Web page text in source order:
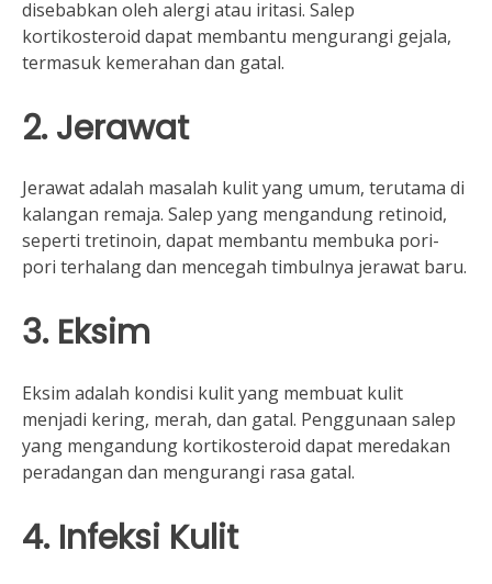
disebabkan oleh alergi atau iritasi. Salep
kortikosteroid dapat membantu mengurangi gejala,
termasuk kemerahan dan gatal.
2. Jerawat
Jerawat adalah masalah kulit yang umum, terutama di
kalangan remaja. Salep yang mengandung retinoid,
seperti tretinoin, dapat membantu membuka pori-
pori terhalang dan mencegah timbulnya jerawat baru.
3. Eksim
Eksim adalah kondisi kulit yang membuat kulit
menjadi kering, merah, dan gatal. Penggunaan salep
yang mengandung kortikosteroid dapat meredakan
peradangan dan mengurangi rasa gatal.
4. Infeksi Kulit